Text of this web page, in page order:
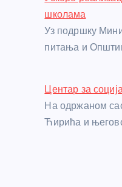
школама
Уз подршку
питања и
Центар за
На одржаном
Ћирића и